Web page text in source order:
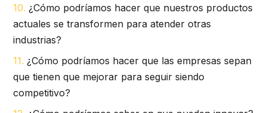
¿Cómo podríamos hacer que nuestros productos
actuales se transformen para atender otras
industrias?
¿Cómo podríamos hacer que las empresas sepan
que tienen que mejorar para seguir siendo
competitivo?